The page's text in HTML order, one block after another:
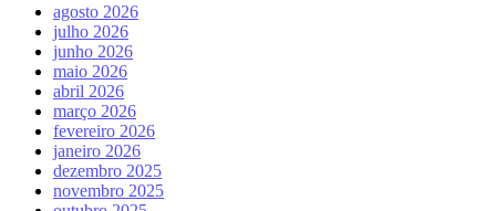
agosto 2026
julho 2026
junho 2026
maio 2026
abril 2026
março 2026
fevereiro 2026
janeiro 2026
dezembro 2025
novembro 2025